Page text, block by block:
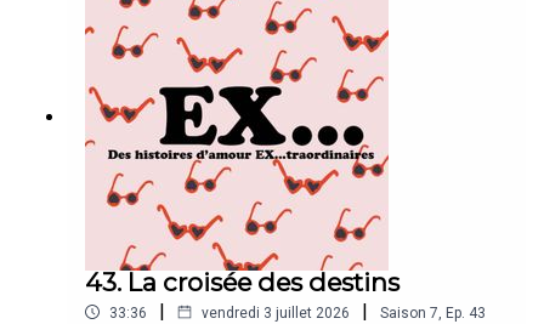
43. La croisée des destins
33:36 | vendredi 3 juillet 2026 | Saison 7, Ep. 43